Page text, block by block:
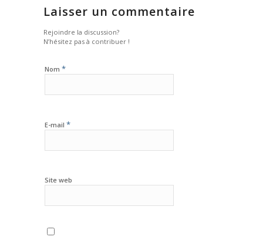
Laisser un commentaire
Rejoindre la discussion?
N’hésitez pas à contribuer !
Nom *
E-mail *
Site web